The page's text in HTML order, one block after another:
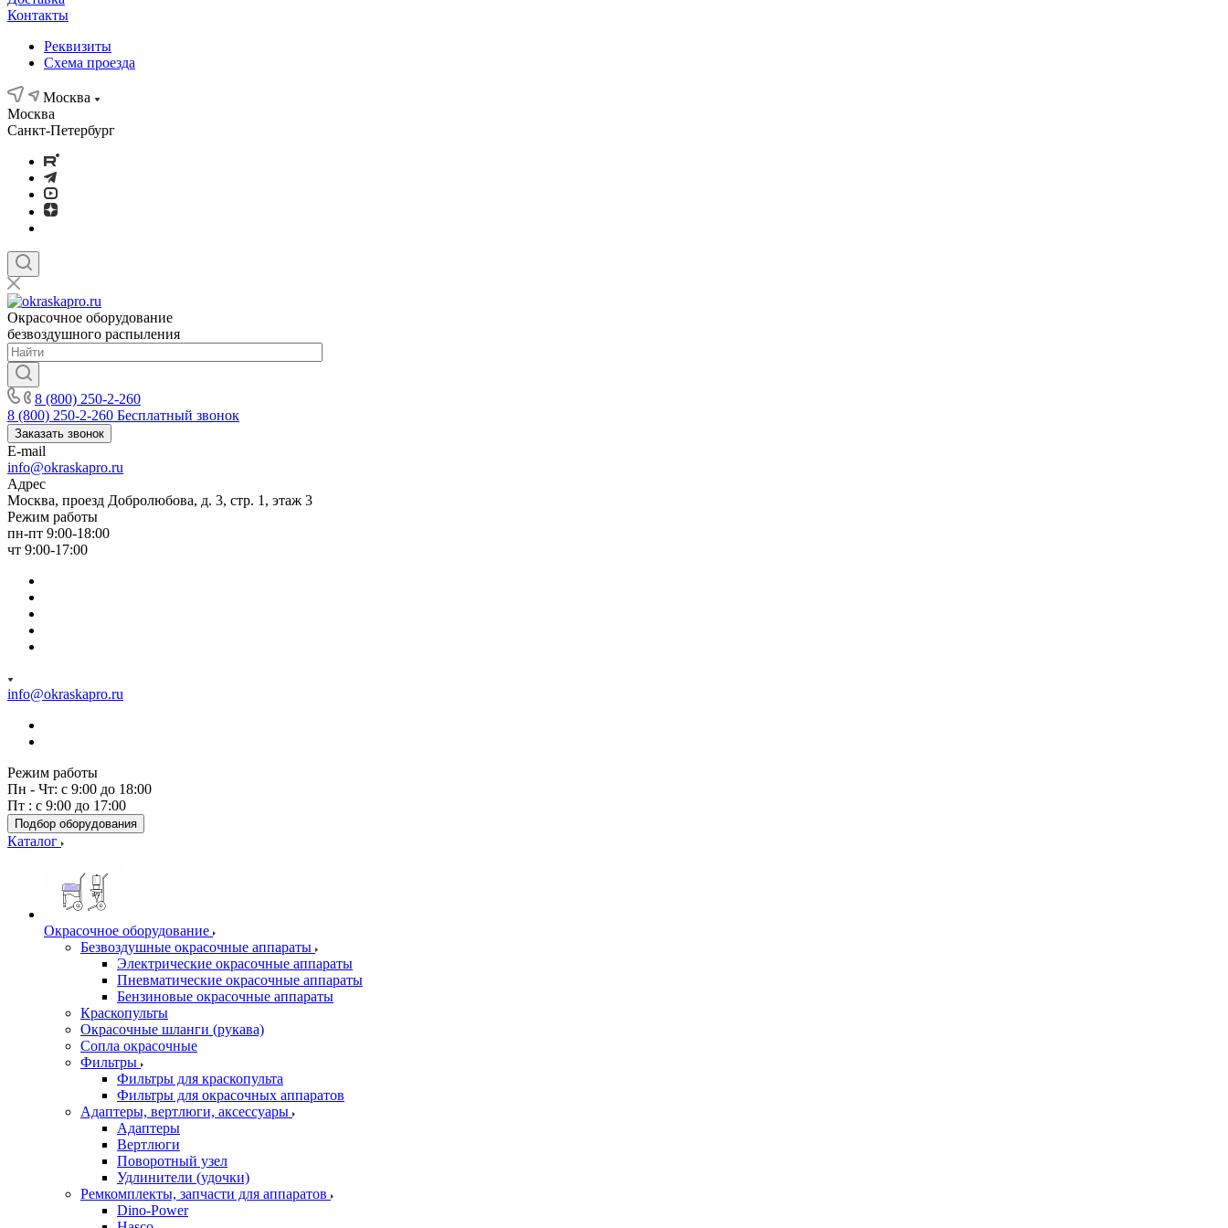
Контакты
Реквизиты
Схема проезда
Москва
Москва
Санкт-Петербург
Окрасочное оборудование
безвоздушного распыления
8 (800) 250-2-260
8 (800) 250-2-260 Бесплатный звонок
Заказать звонок
E-mail
info@okraskapro.ru
Адрес
Москва, проезд Добролюбова, д. 3, стр. 1, этаж 3
Режим работы
пн-пт 9:00-18:00
чт 9:00-17:00
info@okraskapro.ru
Режим работы
Пн - Чт: с 9:00 до 18:00
Пт : с 9:00 до 17:00
Подбор оборудования
Каталог
Окрасочное оборудование
Безвоздушные окрасочные аппараты
Электрические окрасочные аппараты
Пневматические окрасочные аппараты
Бензиновые окрасочные аппараты
Краскопульты
Окрасочные шланги (рукава)
Сопла окрасочные
Фильтры
Фильтры для краскопульта
Фильтры для окрасочных аппаратов
Адаптеры, вертлюги, аксессуары
Адаптеры
Вертлюги
Поворотный узел
Удлинители (удочки)
Ремкомплекты, запчасти для аппаратов
Dino-Power